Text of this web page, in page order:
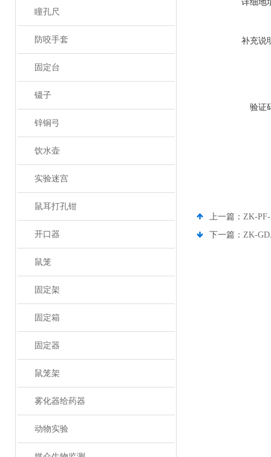
瞳孔尺
防咬手套
固定台
镊子
锌铜弓
饮水壶
实验迷宫
鼠耳打孔钳
开口器
鼠笼
固定架
固定箱
固定器
鼠笼架
雾化器给药器
动物实验
详细地
补充说
验证
上一篇： ZK-
下一篇： ZK-